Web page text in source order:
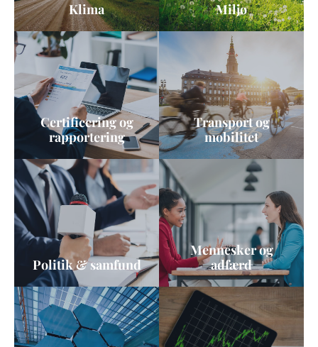
Klima Miljø
Certificering og
rapportering
Transport og
mobilitet
Politik & samfund
Mennesker og
adfærd